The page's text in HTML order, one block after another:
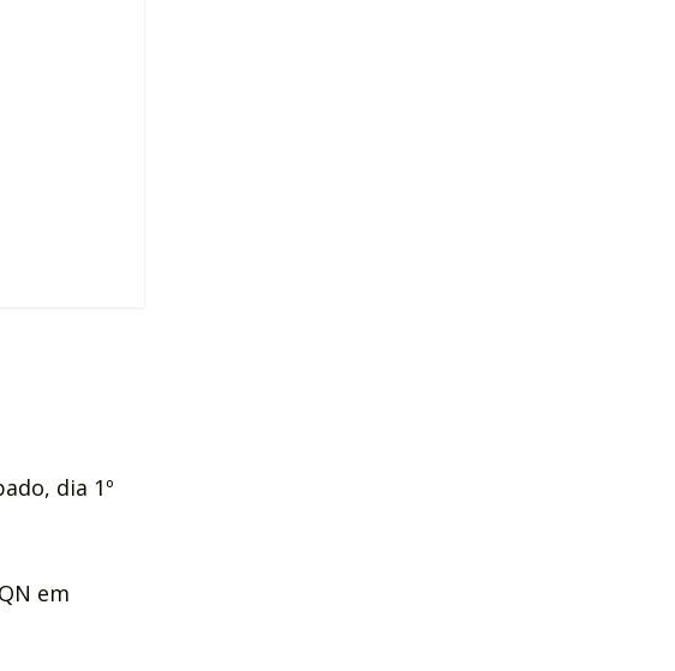
dia 1º
em